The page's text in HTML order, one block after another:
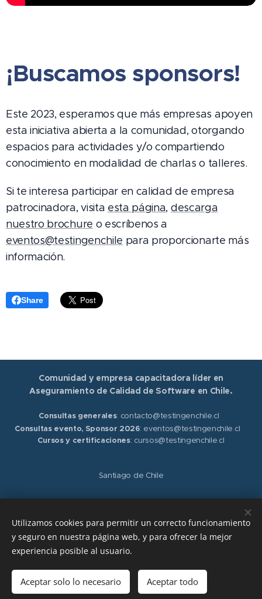
¡Buscamos sponsors!
Este 2023, esperamos que más empresas apoyen
esta iniciativa abierta a la comunidad, otorgando
espacios para actividades y/o compartiendo
conocimiento en modalidad de charlas o talleres.
Si te interesa participar en calidad de empresa
patrocinadora, visita esta página, descarga
nuestro brochure o escríbenos a
eventos@testingenchile para proporcionarte más
información.
Share
Comunidad y empresa capacitadora líder en
Aseguramiento de Calidad de Software en Chile.
Consultas generales: contacto@testingenchile.cl
Consultas evento, Sponsor 2026: eventos@testingenchile.cl
Cursos y certificaciones: cursos@testingenchile.cl
Santiago de Chile
LinkedIn Facebook
Términos y condiciones. Políticas de privacidad.
© 2026 Capacitaciones
Utilizamos cookies para permitir un correcto funcionamiento
y seguro en nuestra página web, y para ofrecer la mejor
experiencia posible al usuario.
Aceptar solo lo necesario Aceptar todo